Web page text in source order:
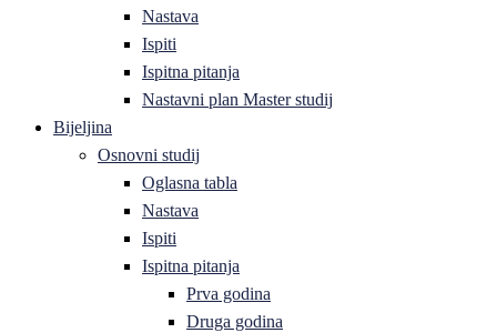
Nastava
Ispiti
Ispitna pitanja
Nastavni plan Master studij
Bijeljina
Osnovni studij
Oglasna tabla
Nastava
Ispiti
Ispitna pitanja
Prva godina
Druga godina